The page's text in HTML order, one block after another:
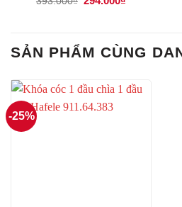
SẢN PHẨM CÙNG
-25%